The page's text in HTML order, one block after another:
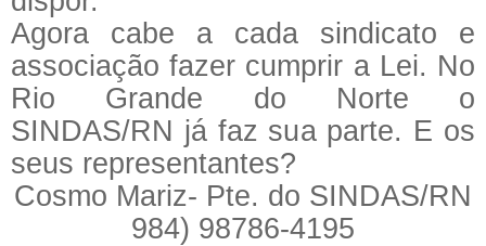
Agora cabe a cada sindicato e
associação fazer cumprir a Lei. No
Rio Grande do Norte o
SINDAS/RN já faz sua parte. E os
seus representantes?
Cosmo Mariz- Pte. do SINDAS/RN
984) 98786-4195